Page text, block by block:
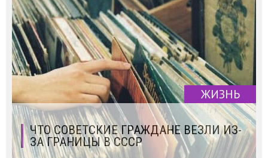
ЖИЗНЬ
ЧТО СОВЕТСКИЕ ГРАЖДАНЕ ВЕЗЛИ ИЗ-
ЗА ГРАНИЦЫ В СССР